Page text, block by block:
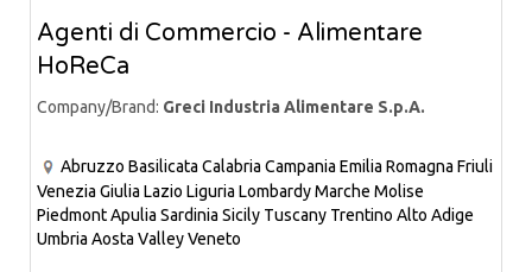
Agenti di Commercio - Alimentare
HoReCa
Company/Brand: Greci Industria Alimentare S.p.A.
Abruzzo Basilicata Calabria Campania Emilia Romagna Friuli
Venezia Giulia Lazio Liguria LombardyMarche Molise
PiedmontApulia Sardinia Sicily Tuscany Trentino Alto Adige
Umbria Aosta ValleyVeneto